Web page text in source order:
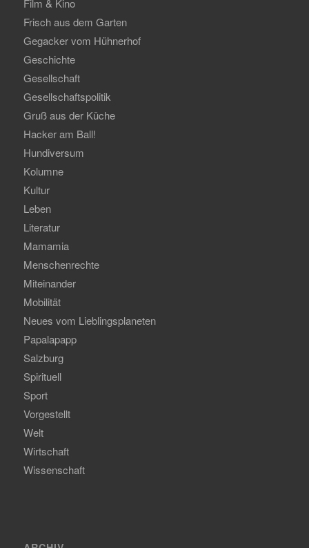
Frisch aus dem Garten
Gegacker vom Hühnerhof
Geschichte
Gesellschaft
Gesellschaftspolitik
Gruß aus der Küche
Hacker am Ball!
Hundiversum
Kolumne
Kultur
Leben
Literatur
Mamamia
Menschenrechte
Miteinander
Mobilität
Neues vom Lieblingsplaneten
Papalapapp
Salzburg
Spirituell
Sport
Vorgestellt
Welt
Wirtschaft
Wissenschaft